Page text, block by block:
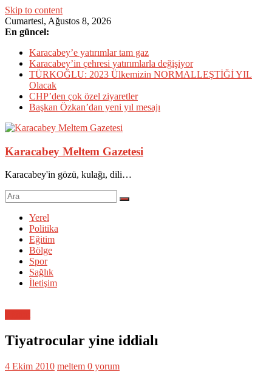
Skip to content
Cumartesi, Ağustos 8, 2026
En güncel:
Karacabey’e yatırımlar tam gaz
Karacabey’in çehresi yatırımlarla değişiyor
TÜRKOĞLU: 2023 Ülkemizin NORMALLEŞTİĞİ YIL
Olacak
CHP’den çok özel ziyaretler
Başkan Özkan’dan yeni yıl mesajı
Karacabey Meltem Gazetesi
Karacabey'in gözü, kulağı, dili…
Yerel
Politika
Eğitim
Bölge
Spor
Sağlık
İletişim
Tiyatrocular yine iddialı
4 Ekim 2010 meltem 0 yorum